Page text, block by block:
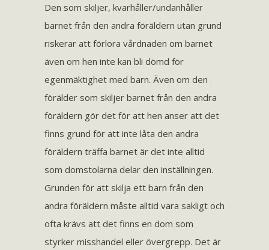
Den som skiljer, kvarhåller/undanhåller
barnet från den andra föräldern utan grund
riskerar att förlora vårdnaden om barnet
även om hen inte kan bli dömd för
egenmäktighet med barn. Även om den
förälder som skiljer barnet från den andra
föräldern gör det för att hen anser att det
finns grund för att inte låta den andra
föräldern träffa barnet är det inte alltid
som domstolarna delar den inställningen.
Grunden för att skilja ett barn från den
andra föräldern måste alltid vara sakligt och
ofta krävs att det finns en dom som
styrker misshandel eller övergrepp. Det är